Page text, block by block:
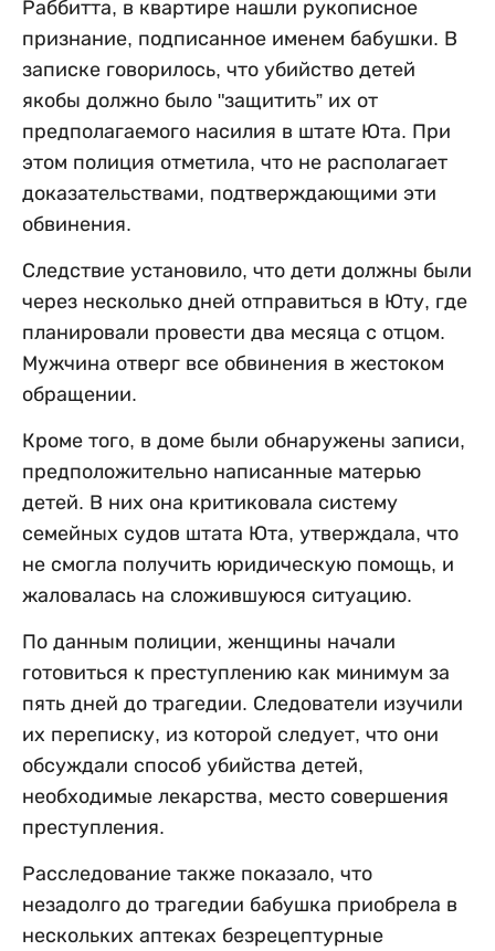
Раббитта, в квартире нашли рукописное
признание, подписанное именем бабушки. В
записке говорилось, что убийство детей
якобы должно было "защитить” их от
предполагаемого насилия в штате Юта. При
этом полиция отметила, что не располагает
доказательствами, подтверждающими эти
обвинения.
Следствие установило, что дети должны были
через несколько дней отправиться в Юту, где
планировали провести два месяца с отцом.
Мужчина отверг все обвинения в жестоком
обращении.
Кроме того, в доме были обнаружены записи,
предположительно написанные матерью
детей. В них она критиковала систему
семейных судов штата Юта, утверждала, что
не смогла получить юридическую помощь, и
жаловалась на сложившуюся ситуацию.
По данным полиции, женщины начали
готовиться к преступлению как минимум за
пять дней до трагедии. Следователи изучили
их переписку, из которой следует, что они
обсуждали способ убийства детей,
необходимые лекарства, место совершения
преступления.
Расследование также показало, что
незадолго до трагедии бабушка приобрела в
нескольких аптеках безрецептурные